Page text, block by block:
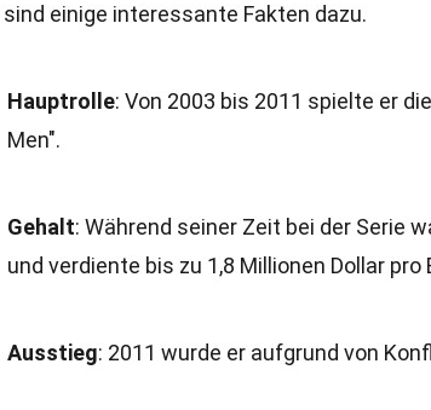
sind einige interessante Fakten dazu.
Hauptrolle: Von 2003 bis 2011 spielte er
Men".
Gehalt: Während seiner Zeit bei der Serie
und verdiente bis zu 1,8 Millionen Dollar pro
Ausstieg: 2011 wurde er aufgrund von